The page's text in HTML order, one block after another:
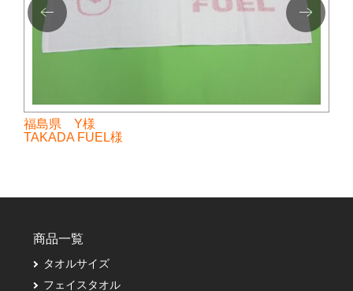
福島県 Y様
TAKADA FUEL様
商品一覧
タオルサイズ
フェイスタオル